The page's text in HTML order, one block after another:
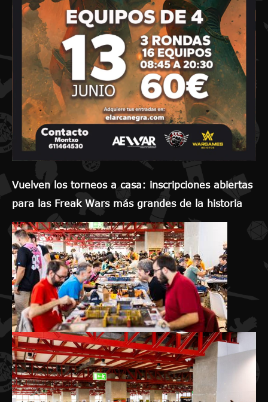
Vuelven los torneos a casa: inscripciones abiertas
para las Freak Wars más grandes de la historia